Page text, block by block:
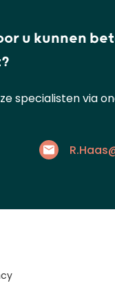
u kunnen
specialisten via